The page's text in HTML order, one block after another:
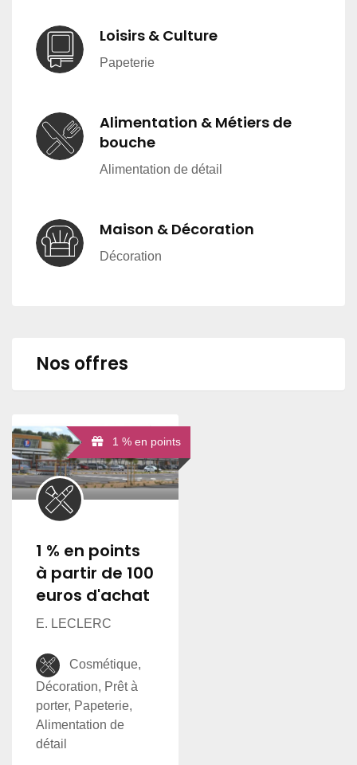
Loisirs & Culture
Papeterie
Alimentation & Métiers de
bouche
Alimentation de détail
Maison & Décoration
Décoration
Nos offres
1 % en points
1 % en points
à partir de 100
euros d'achat
E. LECLERC
Cosmétique,
Décoration, Prêt à
porter, Papeterie,
Alimentation de
détail